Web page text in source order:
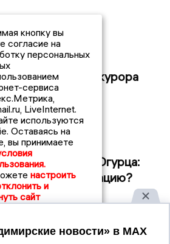
официально
должности прокурора
области
Фестиваль Огурца:
на организацию?
кнопку вы
согласие на
персональных
сервиса
LiveInternet.
используются
Оставаясь на
вы принимаете
настроить
и
сайт
Принять